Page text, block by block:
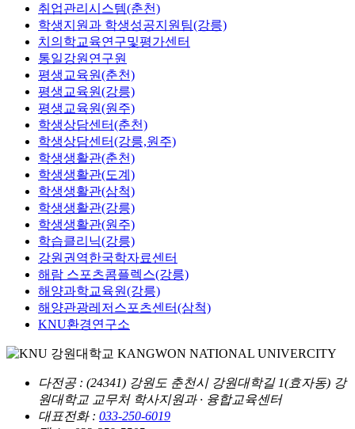
취업관리시스템(춘천)
학생지원과 학생성공지원팀(강릉)
치의학교육연구및평가센터
통일강원연구원
평생교육원(춘천)
평생교육원(강릉)
평생교육원(원주)
학생상담센터(춘천)
학생상담센터(강릉,원주)
학생생활관(춘천)
학생생활관(도계)
학생생활관(삼척)
학생생활관(강릉)
학생생활관(원주)
학습클리닉(강릉)
강원권역한국학자료센터
해람 스포츠콤플렉스(강릉)
해양과학교육원(강릉)
해양관광레저스포츠센터(삼척)
KNU환경연구소
다전공: (24341) 강원도 춘천시 강원대학길 1(효자동) 강
원대학교 교무처 학사지원과 · 융합교육센터
대표전화 : 033-250-6019